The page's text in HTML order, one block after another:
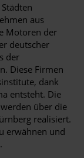
aus
Motoren der
deutscher
der
Diese Firmen
dank
entsteht. Die
über die
realisiert.
erwähnen und